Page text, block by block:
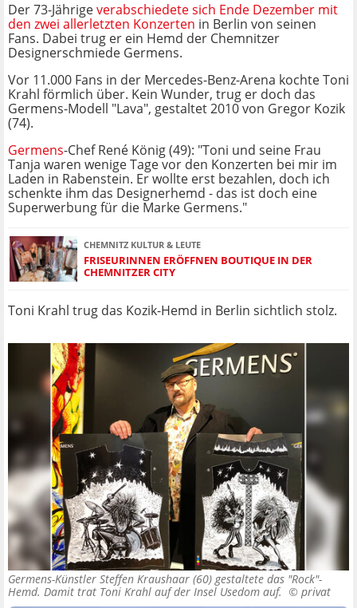
Der 73-Jährigeverabschiedete sich Ende Dezember mit
den zwei allerletzten Konzerten in Berlin von seinen
Fans. Dabei trug er ein Hemd der Chemnitzer
Designerschmiede Germens.
Vor 11.000 Fans in der Mercedes-Benz-Arena kochte Toni
Krahl förmlich über. Kein Wunder, trug er doch das
Germens-Modell "Lava", gestaltet 2010 von Gregor Kozik
(74).
Germens-Chef René König (49): "Toni und seine Frau
Tanja waren wenige Tage vor den Konzerten bei mir im
Laden in Rabenstein. Er wollte erst bezahlen, doch ich
schenkte ihm das Designerhemd - das ist doch eine
Superwerbung für die Marke Germens."
CHEMNITZ KULTUR & LEUTE
FRISEURINNEN ERÖFFNEN BOUTIQUE IN DER
CHEMNITZER CITY
Toni Krahl trug das Kozik-Hemd in Berlin sichtlich stolz.
Germens-Künstler Steffen Kraushaar (60) gestaltete das "Rock"-
Hemd. Damit trat Toni Krahl auf der Insel Usedom auf. © privat